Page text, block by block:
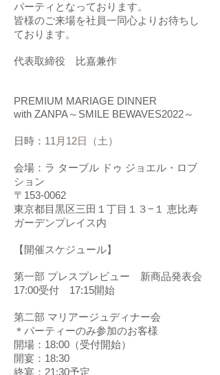
パーティとなっております。
皆様のご来場を社員一同心よりお待ちし
ております。
代表取締役 比嘉兼作
PREMIUM MARIAGE DINNER
with ZANPA～SMILE BEWAVES2022～
日時： 11月12日（土）
会場： ラ ターブル ドゥ ジョエル・ロブ
ション
〒153-0062
東京都目黒区三田１丁目１３−１ 恵比寿
ガーデンプレイス内
【開催スケジュール】
第一部 プレスプレビュー 新商品発表会
17:00受付 17:15開始
第二部 マリアージュディナー会
＊パーティーのみ参加のお客様
開場：18:00（受付開始）
開宴：18:30
終宴：21:30予定